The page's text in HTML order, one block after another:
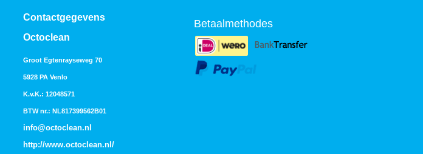
Contactgegevens
Octoclean
Groot Egtenrayseweg 70
5928 PA Venlo
K.v.K.: 12048571
BTW nr.: NL817399562B01
info@octoclean.nl
http://www.octoclean.nl /
Betaalmethodes